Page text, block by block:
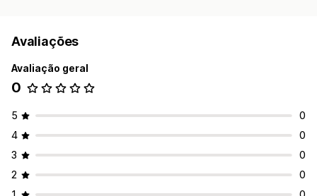
Avaliações
Avaliação geral
0
5
0
4
0
3
0
2
0